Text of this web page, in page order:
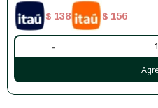
$ 138 $ 156
-